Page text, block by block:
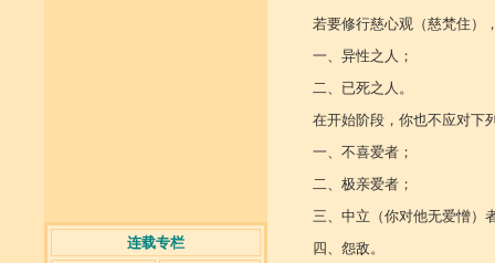
连载专栏
若要修行慈心观（慈梵住）
一、异性之人；
二、已死之人。
在开始阶段，你也不应对下
一、不喜爱者；
二、极亲爱者；
三、中立（你对他无爱憎）
四、怨敌。